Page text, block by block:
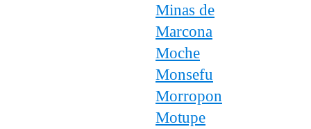
Minas de
Marcona
Moche
Monsefu
Morropon
Motupe